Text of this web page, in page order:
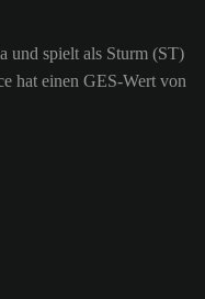
und spielt als Sturm (ST)
hat einen GES-Wert von